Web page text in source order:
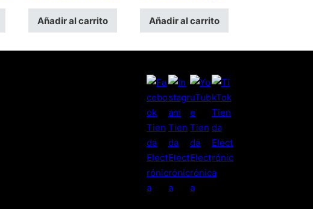
Añadir al carrito Añadir al carrito